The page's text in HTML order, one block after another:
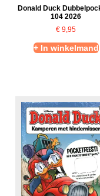
Donald Duck
104 2026
€ 9,95
+ In winkelmand